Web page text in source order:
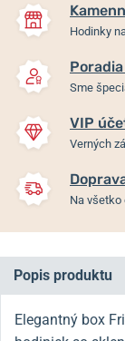
Hodinky
Sme
VIP
Verných
Na všetko
Popis produktu
Elegantný box